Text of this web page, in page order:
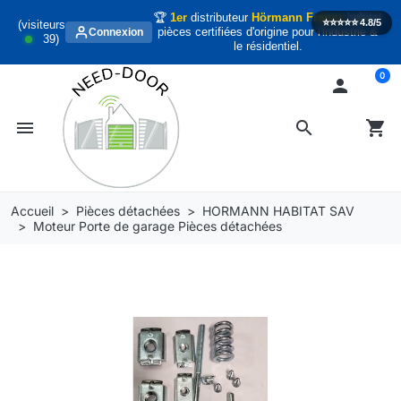
(visiteurs
39)
Connexion
🏆 1erdistributeur Hörmann Francehabitat
pièces certifiées d'origine pour l'industrie &
le résidentiel.
⭐️⭐️⭐️⭐️⭐️4.8/5
search
menu

shopping_cart
0
Accueil Pièces détachées
HORMANN HABITAT SAV
Moteur Porte de garage Pièces détachées